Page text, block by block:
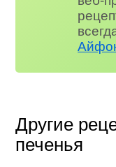
Другие
печенья